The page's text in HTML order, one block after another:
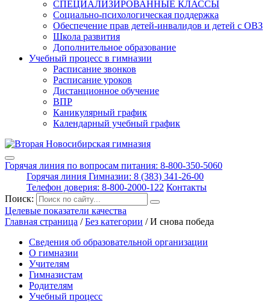
СПЕЦИАЛИЗИРОВАННЫЕ КЛАССЫ
Социально-психологическая поддержка
Обеспечение прав детей-инвалидов и детей с ОВЗ
Школа развития
Дополнительное образование
Учебный процесс в гимназии
Расписание звонков
Расписание уроков
Дистанционное обучение
ВПР
Каникулярный график
Календарный учебный график
Горячая линия по вопросам питания: 8-800-350-5060
Горячая линия Гимназии: 8 (383) 341-26-00
Телефон доверия: 8-800-2000-122 Контакты
Поиск:
Целевые показатели качества
Главная страница /Без категории /И снова победа
Сведения об образовательной организации
О гимназии
Учителям
Гимназистам
Родителям
Учебный процесс